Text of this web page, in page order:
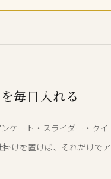
毎日入れる
ケート・スライダー・クイ
けを置けば、それだけでア